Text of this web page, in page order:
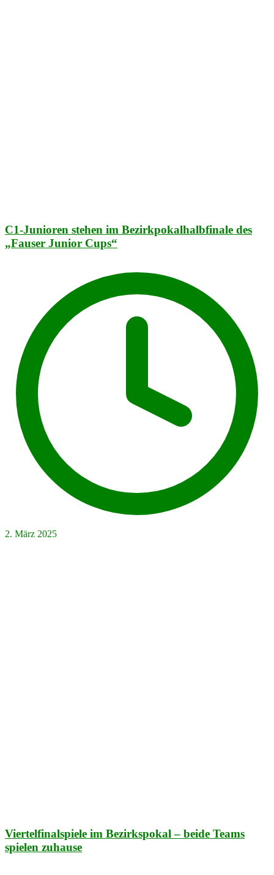
C1-Junioren stehen im Bezirkpokalhalbfinale des
„Fauser Junior Cups“
2. März 2025
Viertelfinalspiele im Bezirkspokal – beide Teams
spielen zuhause